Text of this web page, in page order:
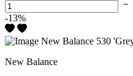
-13%
New Balance